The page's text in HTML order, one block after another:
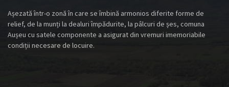
Așezată într-o zonă în care se îmbină armonios diferite forme de
relief, de la munți la dealuri împădurite, la pâlcuri de șes, comuna
Aușeu cu satele componente a asigurat din vremuri imemoriabile
condiții necesare de locuire.